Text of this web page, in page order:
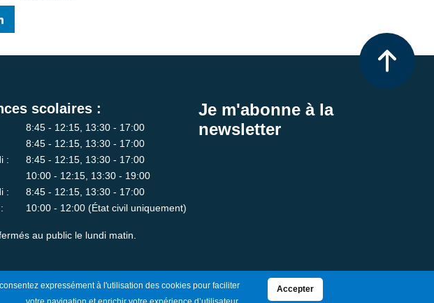
scolaires :
8:45 - 12:15, 13:30 - 17:00
8:45 - 12:15, 13:30 - 17:00
:
8:45 - 12:15, 13:30 - 17:00
10:00 - 12:15, 13:30 - 19:00
:
8:45 - 12:15, 13:30 - 17:00
10:00 - 12:00 (État civil uniquement)
au public le lundi matin.
Je m'abonne à la
newsletter
expressément à l'utilisation des cookies pour faciliter
Accepter